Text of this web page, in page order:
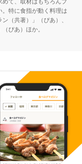
めて、取材はもちろんプ
特に食指が動く料理は
（共著）」（ぴあ）、
ぴあ）ほか。